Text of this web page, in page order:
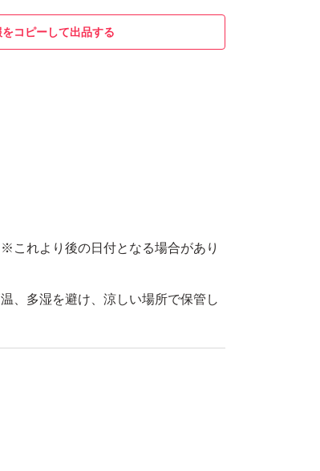
コピーして出品する
これより後の日付となる場合があり
、多湿を避け、涼しい場所で保管し
用
品質・味は問題ありません。